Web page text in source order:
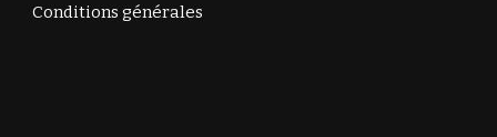
Conditions générales